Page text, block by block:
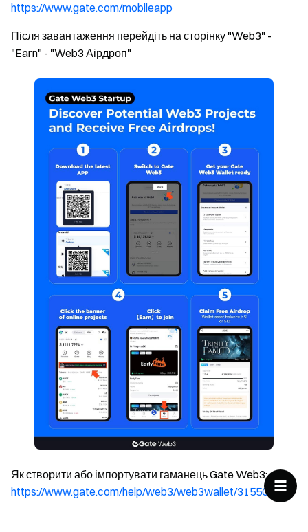
https://www.gate.com/mobileapp
Після завантаження перейдіть на сторінку "Web3" -
"Earn" - "Web3 Аірдроп"
Як створити або імпортувати гаманець Gate Web3:
https://www.gate.com/help/web3/web3wallet/31550